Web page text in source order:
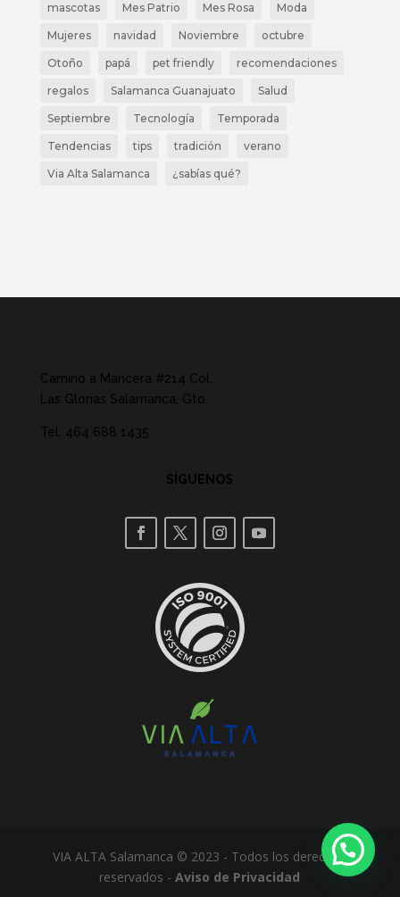
mascotas Mes Patrio Mes Rosa Moda
Mujeres navidad Noviembre octubre
Otoño papá pet friendly recomendaciones
regalos Salamanca Guanajuato Salud
Septiembre Tecnología Temporada
Tendencias tips tradición verano
Via Alta Salamanca ¿sabías qué?
Camino a Mancera #214 Col.
Las Glorias Salamanca, Gto.
Tel. 464 688 1435
SÍGUENOS
VIA ALTA Salamanca © 2023 - Todos los derechos
reservados -Aviso de Privacidad